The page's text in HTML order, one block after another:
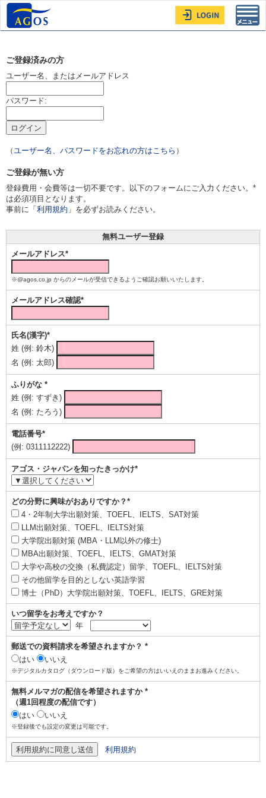
ご登録済みの方
ユーザー名、またはメールアドレス
パスワード:
（ユーザー名、パスワードをお忘れの方はこちら ）
ご登録が無い方
登録費用・会費等は一切不要です。以下のフォームにご入力ください。*
は必須項目となります。
事前に「 利用規約 」を必ずお読みください。
無料ユーザー登録
メールアドレス*
※@agos.co.jp からのメールが受信できるようご確認お願いいたします。
メールアドレス確認*
氏名(漢字)*
姓 (例: 鈴木)
名 (例: 太郎)
ふりがな *
姓 (例: すずき)
名 (例: たろう)
電話番号*
(例: 0311112222)
アゴス・ジャパンを知ったきっかけ*
どの分野に興味がおありですか？*
4・2年制大学出願対策、TOEFL、IELTS、SAT対策
LLM出願対策、TOEFL、IELTS対策
大学院出願対策 (MBA・LLM以外の修士)
MBA出願対策、TOEFL、IELTS、GMAT対策
大学や高校の交換（私費認定）留学、TOEFL、IELTS対策
その他留学を目的としない英語学習
博士（PhD）大学院出願対策、TOEFL、IELTS、GRE対策
いつ留学をお考えですか？
年
郵送での資料請求を希望されますか？ *
はい
いいえ
※デジタルカタログ（ダウンロード版）をご希望の方はいいえのままお進みください。
無料メルマガの配信を希望されますか *
（週1回程度の配信です）
はい
いいえ
※登録後でも設定の変更は可能です。
利用規約